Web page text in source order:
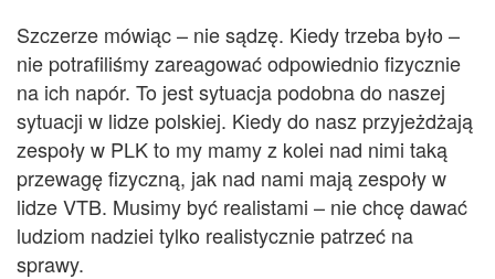
Szczerze mówiąc – nie sądzę. Kiedy trzeba było –
nie potrafiliśmy zareagować odpowiednio fizycznie
na ich napór. To jest sytuacja podobna do naszej
sytuacji w lidze polskiej. Kiedy do nasz przyjeżdżają
zespoły w PLK to my mamy z kolei nad nimi taką
przewagę fizyczną, jak nad nami mają zespoły w
lidze VTB. Musimy być realistami – nie chcę dawać
ludziom nadziei tylko realistycznie patrzeć na
sprawy.